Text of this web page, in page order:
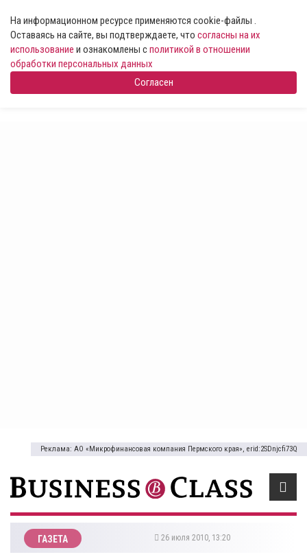
На информационном ресурсе применяются cookie-файлы .
Оставаясь на сайте, вы подтверждаете, что согласны на их
использование и ознакомлены сполитикой в отношении
обработки персональных данных
Согласен
Реклама: АО «Микрофинансовая компания Пермского края», erid:2SDnjcfi73Q
ГАЗЕТА 26 июля 2010, 13:20